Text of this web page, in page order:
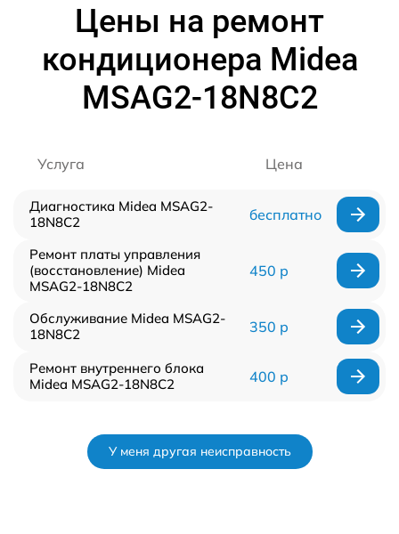
Цены на ремонт
кондиционера Midea
MSAG2-18N8C2
Услуга Цена
Диагностика Midea MSAG2-
18N8C2
бесплатно
Ремонт платы управления
(восстановление) Midea
MSAG2-18N8C2
450 р
Обслуживание Midea MSAG2-
18N8C2
350 р
Ремонт внутреннего блока
Midea MSAG2-18N8C2
400 р
У меня другая неисправность